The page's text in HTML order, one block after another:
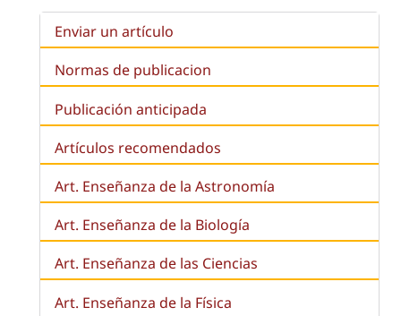
Enviar un artículo
Normas de publicacion
Publicación anticipada
Artículos recomendados
Art. Enseñanza de la Astronomía
Art. Enseñanza de la Biología
Art. Enseñanza de las Ciencias
Art. Enseñanza de la Física